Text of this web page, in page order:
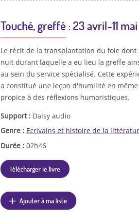
Touché, greffé : 23 avril-11 mai
Le récit de la transplantation du foie dont
nuit durant laquelle a eu lieu la greffe
au sein du service spécialisé. Cette
a constitué une leçon d'humilité en
propice à des réflexions humoristiques.
Support : Daisy audio
Genre : Ecrivains et histoire de la
Durée : 02h46
Télécharger le livre
Ajouter à ma liste